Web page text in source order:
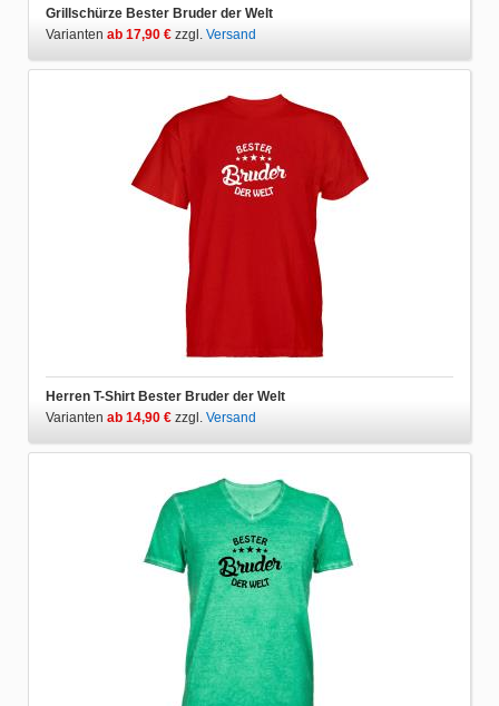
Grillschürze Bester Bruder der Welt
Varianten ab 17,90 € zzgl. Versand
Herren T-Shirt Bester Bruder der Welt
Varianten ab 14,90 € zzgl. Versand